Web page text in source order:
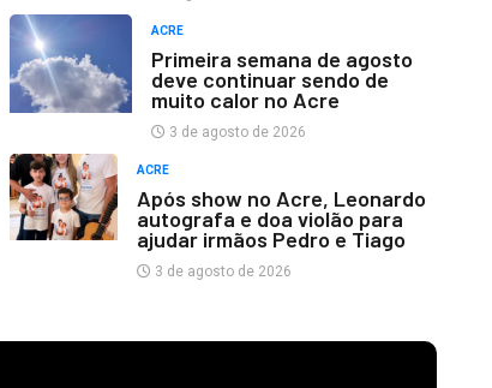
ACRE
Primeira semana de agosto
deve continuar sendo de
muito calor no Acre
3 de agosto de 2026
ACRE
Após show no Acre, Leonardo
autografa e doa violão para
ajudar irmãos Pedro e Tiago
3 de agosto de 2026